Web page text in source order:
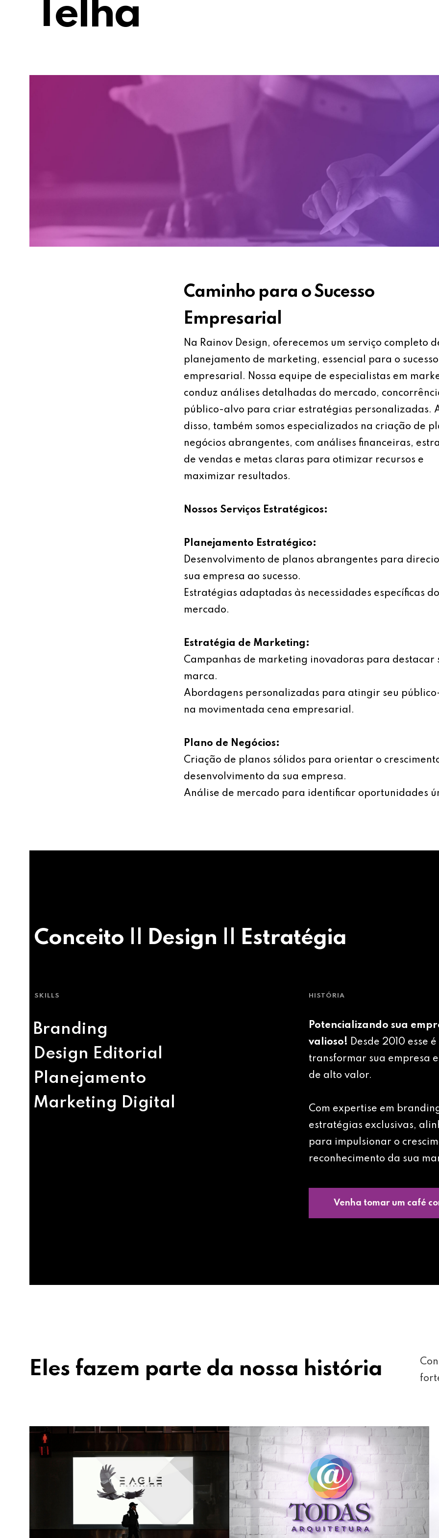
Telha
Caminho para o Sucesso
Empresarial
Na Rainov Design, oferecemos um serviço completo
planejamento de marketing, essencial para o sucesso
empresarial. Nossa equipe de especialistas em
conduz análises detalhadas do mercado,
público-alvo para criar estratégias personalizadas.
disso, também somos especializados na criação de
negócios abrangentes, com análises financeiras,
de vendas e metas claras para otimizar recursos e
maximizar resultados.
Nossos Serviços Estratégicos:
Planejamento Estratégico:
Desenvolvimento de planos abrangentes para
sua empresa ao sucesso.
Estratégias adaptadas às necessidades específicas do
mercado.
Estratégia de Marketing:
Campanhas de marketing inovadoras para destacar
marca.
Abordagens personalizadas para atingir seu
na movimentada cena empresarial.
Plano de Negócios:
Criação de planos sólidos para orientar o
desenvolvimento da sua empresa.
Análise de mercado para identificar oportunidades
Conceito || Design || Estratégia
SKILLS
Branding
Design Editorial
Planejamento
Marketing Digital
HISTÓRIA
Potencializando sua
valioso! Desde 2010 esse
transformar sua empresa
de alto valor.
Com expertise em
estratégias exclusivas,
para impulsionar o
reconhecimento da sua
Venha tomar um café
Eles fazem parte da nossa história